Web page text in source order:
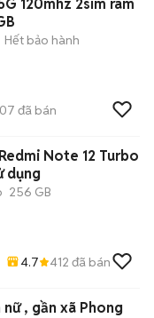
120mhz 2sim ram
Hết bảo hành
đã bán
Note 12 Turbo
dụng
256 GB
4.7 412 đã bán
gần xã Phong